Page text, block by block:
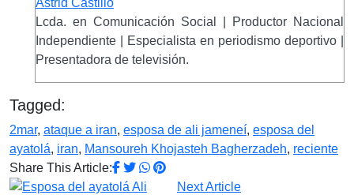
Lcda. en Comunicación Social | Productor Nacional
Independiente | Especialista en periodismo deportivo |
Presentadora de televisión.
Tagged:
2mar, ataque a iran, esposa de ali jameneí, esposa del
ayatolá, iran, Mansoureh Khojasteh Bagherzadeh, reciente
Share This Article:
Next Article